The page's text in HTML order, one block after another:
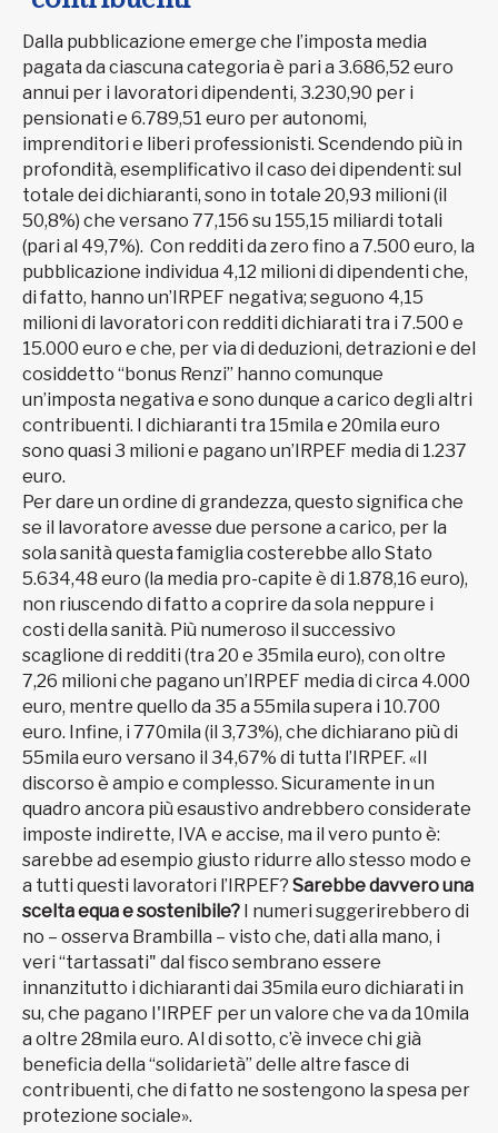
Dalla pubblicazione emerge che l’imposta media
pagata da ciascuna categoria è pari a 3.686,52 euro
annui per i lavoratori dipendenti, 3.230,90 per i
pensionati e 6.789,51 euro per autonomi,
imprenditori e liberi professionisti. Scendendo più in
profondità, esemplificativo il caso dei dipendenti: sul
totale dei dichiaranti, sono in totale 20,93 milioni (il
50,8%) che versano 77,156 su 155,15 miliardi totali
(pari al 49,7%). Con redditi da zero fino a 7.500 euro, la
pubblicazione individua 4,12 milioni di dipendenti che,
di fatto, hanno un’IRPEF negativa; seguono 4,15
milioni di lavoratori con redditi dichiarati tra i 7.500 e
15.000 euro e che, per via di deduzioni, detrazioni e del
cosiddetto “bonus Renzi” hanno comunque
un’imposta negativa e sono dunque a carico degli altri
contribuenti. I dichiaranti tra 15mila e 20mila euro
sono quasi 3 milioni e pagano un’IRPEF media di 1.237
euro.
Per dare un ordine di grandezza, questo significa che
se il lavoratore avesse due persone a carico, per la
sola sanità questa famiglia costerebbe allo Stato
5.634,48 euro (la media pro-capite è di 1.878,16 euro),
non riuscendo di fatto a coprire da sola neppure i
costi della sanità. Più numeroso il successivo
scaglione di redditi (tra 20 e 35mila euro), con oltre
7,26 milioni che pagano un’IRPEF media di circa 4.000
euro, mentre quello da 35 a 55mila supera i 10.700
euro. Infine, i 770mila (il 3,73%), che dichiarano più di
55mila euro versano il 34,67% di tutta l’IRPEF. «Il
discorso è ampio e complesso. Sicuramente in un
quadro ancora più esaustivo andrebbero considerate
imposte indirette, IVA e accise, ma il vero punto è:
sarebbe ad esempio giusto ridurre allo stesso modo e
a tutti questi lavoratori l’IRPEF? Sarebbe davvero una
scelta equa e sostenibile? I numeri suggerirebbero di
no – osserva Brambilla – visto che, dati alla mano, i
veri “tartassati" dal fisco sembrano essere
innanzitutto i dichiaranti dai 35mila euro dichiarati in
su, che pagano I'IRPEF per un valore che va da 10mila
a oltre 28mila euro. Al di sotto, c’è invece chi già
beneficia della “solidarietà” delle altre fasce di
contribuenti, che di fatto ne sostengono la spesa per
protezione sociale».